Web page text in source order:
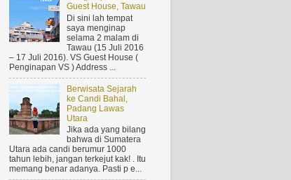
Guest House, Tawau
Di sini lah tempat
saya menginap
selama 2 malam di
Tawau (15 Juli 2016
– 17 Juli 2016). VS Guest House (
Penginapan VS ) Address ...
Berwisata Sejarah
ke Candi Bahal,
Padang Lawas
Utara
Jika ada yang bilang
bahwa di Sumatera
Utara ada candi berumur 1000
tahun lebih, jangan terkejut kak! . Itu
memang benar adanya. Pasti p e...